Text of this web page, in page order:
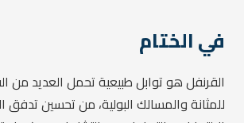
في الختام
القرنفل هو توابل طبيعية تحمل العديد من
للمثانة والمسالك البولية، من تحسين تدفق